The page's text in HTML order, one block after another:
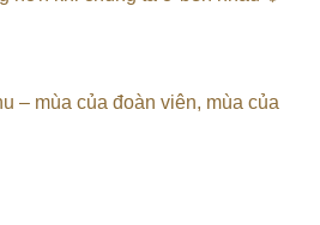
– mùa của đoàn viên, mùa của